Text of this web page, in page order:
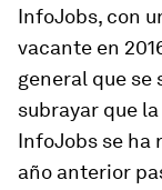
InfoJobs, con
vacante en
general que se
subrayar que
InfoJobs se ha
año anterior